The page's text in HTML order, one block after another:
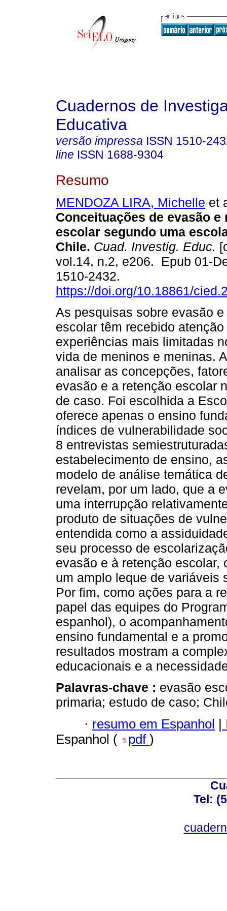
Cuadernos de
Educativa
versão impressa ISSN 1510-
line ISSN 1688-9304
Resumo
MENDOZA LIRA, Michelle et
Conceituações de evasão e
escolar segundo uma
Chile. Cuad. Investig. Educ.
vol.14, n.2, e206. Epub 01-
1510-2432.
https://doi.org/10.18861/
As pesquisas sobre evasão
escolar têm recebido
experiências mais limitadas
vida de meninos e meninas.
analisar as concepções,
evasão e a retenção escolar
de caso. Foi escolhida a
oferece apenas o ensino
índices de vulnerabilidade
8 entrevistas
estabelecimento de ensino,
modelo de análise temática
revelam, por um lado, que a
uma interrupção
produto de situações de
entendida como a
seu processo de
evasão e à retenção escolar,
um amplo leque de variáveis
Por fim, como ações para a
papel das equipes do
espanhol), o
ensino fundamental e a
resultados mostram a
educacionais e a
Palavras-chave : evasão
primaria; estudo de caso;
· resumo em Espanhol |
Espanhol (
pdf )
Tel: